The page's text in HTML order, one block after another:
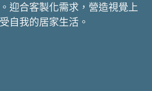
迎合客製化需求，營造視覺上
自我的居家生活。